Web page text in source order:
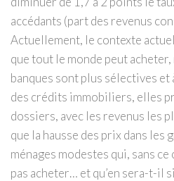
accédants (part des revenus
Actuellement, le contexte
que tout le monde peut acheter,
banques sont plus sélectives
des crédits immobiliers, elles
dossiers, avec les revenus les
que la hausse des prix dans les
ménages modestes qui, sans
pas acheter… et qu’en sera-t-il